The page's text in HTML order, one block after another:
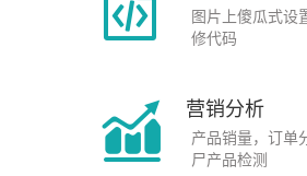
图片上傻瓜式设
修代码
营销分析
产品销量，订单
尸产品检测